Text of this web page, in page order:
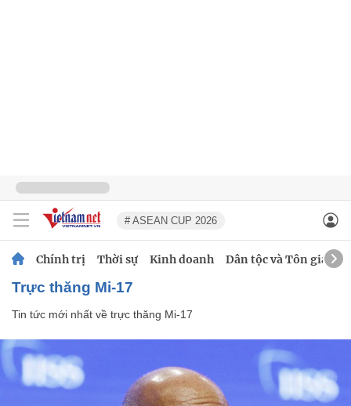
# ASEAN CUP 2026
Chính trị Thời sự Kinh doanh Dân tộc và Tôn giáo
trực thăng Mi-17
Tin tức mới nhất về trực thăng Mi-17